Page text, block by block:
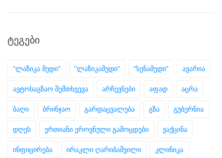
ᲢᲔᲒᲔᲑᲘ
"ლაზიკა მედი" "ლაზიკამედი" "სენამედი" ავარია
ავტოსაგზაო შემთხვევა არჩევნები აფად აცრა
ბაღი ბრინჯაო გარდაცვალება გზა გუბერნია
დღეს ერთიანი ეროვნული გამოცდები ვაქცინა
ინფიცირება ირაკლი ღარიბაშვილი კლინიკა